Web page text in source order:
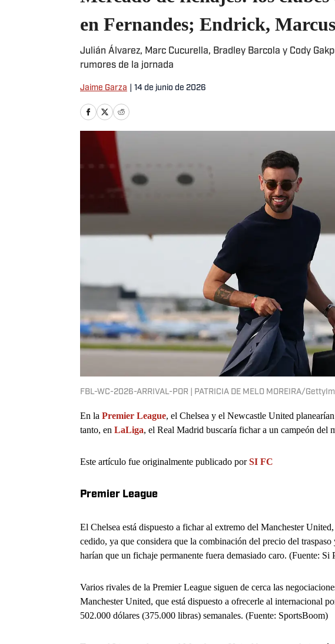
en Fernandes; Endrick,
Julián Álvarez, Marc Cucurella, Bradley Barcola y Cody
rumores de la jornada
Jaime Garza 14 de junio de 2026
FBL-WC-2026-ARRIVAL-POR | PATRICIA DE MELO MOREIRA/
En la Premier League, el Chelsea y el Newcastle United
tanto, en LaLiga, el Real Madrid buscaría fichar a un campeón del
Este artículo fue originalmente publicado porSI FC
Premier League
El Chelsea está dispuesto a fichar al extremo del Manchester
cedido, ya que considera que la combinación del precio del
harían que un fichaje permanente fuera demasiado caro. (Fuente: Si
Varios rivales de la Premier League siguen de cerca las
Manchester United, que está dispuesto a ofrecerle al internacional
502.000 dólares (375.000 libras) semanales. (Fuente: SportsBoom)